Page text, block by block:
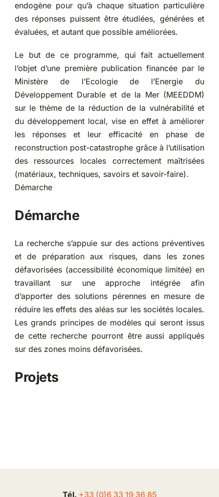
endogène pour qu’à chaque situation particulière
des réponses puissent être étudiées, générées et
évaluées, et autant que possible améliorées.
Le but de ce programme, qui fait actuellement
l’objet d’une première publication financée par le
Ministère de l’Ecologie de l’Energie du
Développement Durable et de la Mer (MEEDDM)
sur le thème de la réduction de la vulnérabilité et
du développement local, vise en effet à améliorer
les réponses et leur efficacité en phase de
reconstruction post-catastrophe grâce à l’utilisation
des ressources locales correctement maîtrisées
(matériaux, techniques, savoirs et savoir-faire).
Démarche
Démarche
La recherche s’appuie sur des actions préventives
et de préparation aux risques, dans les zones
défavorisées (accessibilité économique limitée) en
travaillant sur une approche intégrée afin
d’apporter des solutions pérennes en mesure de
réduire les effets des aléas sur les sociétés locales.
Les grands principes de modèles qui seront issus
de cette recherche pourront être aussi appliqués
sur des zones moins défavorisées.
Projets
Tél. +33 (0)6 33 19 36 85